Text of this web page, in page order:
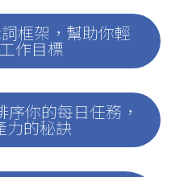
框架，幫助你輕
作目標
序你的每日任務，
力的秘訣